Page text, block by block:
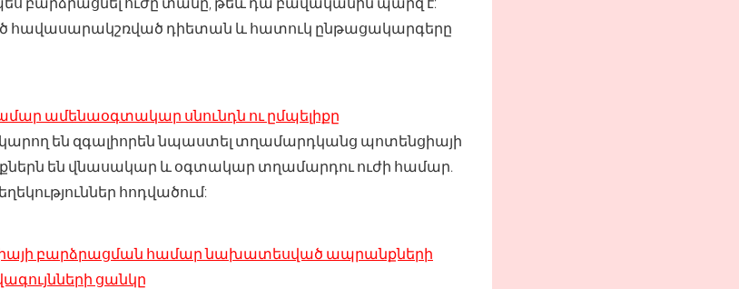
հավասարակշռված դիետան և հատուկ ընթացակարգերը
ամենաօգտակար սնունդն ու ըմպելիքը
կարող են զգալիորեն նպաստել տղամարդկանց պոտենցիայի
են վնասակար և օգտակար տղամարդու ուժի համար.
հոդվածում:
բարձրացման համար նախատեսված ապրանքների
ցանկը